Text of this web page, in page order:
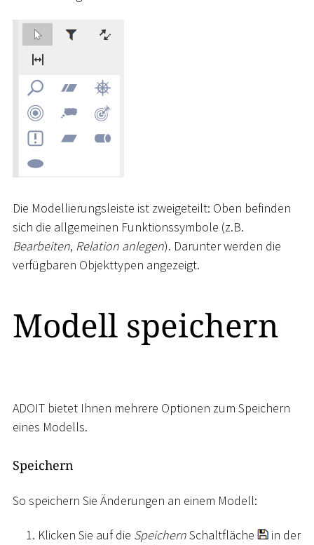
Die Modellierungsleiste ist zweigeteilt: Oben befinden
sich die allgemeinen Funktionssymbole (z.B.
Bearbeiten, Relation anlegen). Darunter werden die
verfügbaren Objekttypen angezeigt.
Modell speichern
ADOIT bietet Ihnen mehrere Optionen zum Speichern
eines Modells.
Speichern
So speichern Sie Änderungen an einem Modell:
Klicken Sie auf die SpeichernSchaltfläche
in der